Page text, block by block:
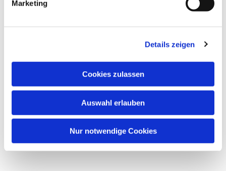
Marketing
Details zeigen
Cookies zulassen
Auswahl erlauben
Nur notwendige Cookies